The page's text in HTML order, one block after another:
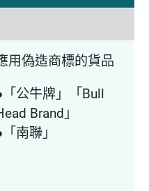
用偽造商標的貨品
「公牛牌」「Bull
Brand」
南聯」